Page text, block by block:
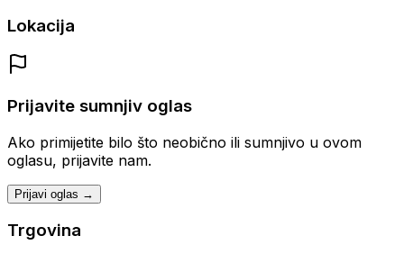
Lokacija
Prijavite sumnjiv oglas
Ako primijetite bilo što neobično ili sumnjivo u ovom
oglasu, prijavite nam.
Prijavi oglas →
Trgovina